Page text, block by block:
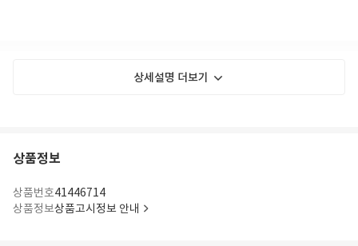
상세설명 더보기
상품정보
상품번호41446714
상품정보상품고시정보 안내